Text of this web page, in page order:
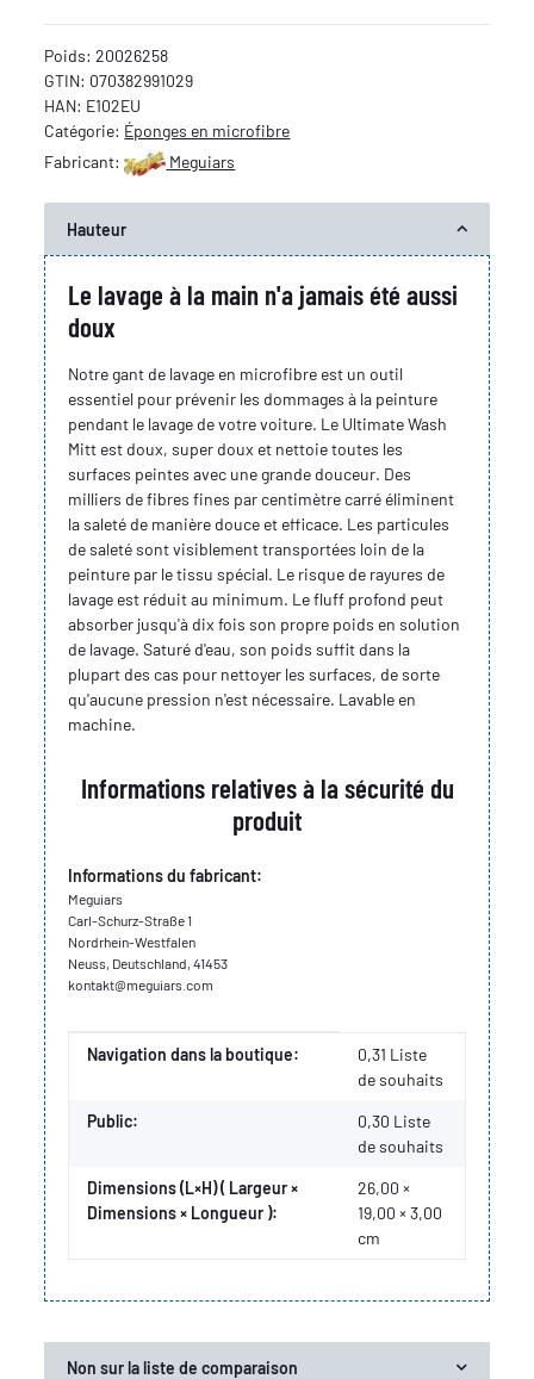
Poids:20026258
GTIN: 070382991029
HAN: E102EU
Catégorie: Éponges en microfibre
Fabricant:
Meguiars
Hauteur
Le lavage à la main n'a jamais été aussi
doux
Notre gant de lavage en microfibre est un outil
essentiel pour prévenir les dommages à la peinture
pendant le lavage de votre voiture. Le Ultimate Wash
Mitt est doux, super doux et nettoie toutes les
surfaces peintes avec une grande douceur. Des
milliers de fibres fines par centimètre carré éliminent
la saleté de manière douce et efficace. Les particules
de saleté sont visiblement transportées loin de la
peinture par le tissu spécial. Le risque de rayures de
lavage est réduit au minimum. Le fluff profond peut
absorber jusqu'à dix fois son propre poids en solution
de lavage. Saturé d'eau, son poids suffit dans la
plupart des cas pour nettoyer les surfaces, de sorte
qu'aucune pression n'est nécessaire. Lavable en
machine.
Informations relatives à la sécurité du
produit
Informations du fabricant:
Meguiars
Carl-Schurz-Straße 1
Nordrhein-Westfalen
Neuss, Deutschland, 41453
kontakt@meguiars.com
Valeur
Fabricant
Navigation dans la boutique:
0,31 Liste
de souhaits
Public: 0,30 Liste
de souhaits
Dimensions (L×H) ( Largeur ×
Dimensions × Longueur ):
26,00 ×
19,00 × 3,00
cm
Non sur la liste de comparaison